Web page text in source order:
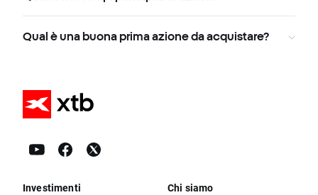
Qual è una buona prima azione da acquistare?
Investimenti Chi siamo